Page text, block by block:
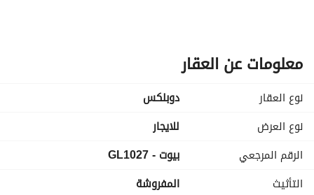
** تشطيــــب التـــــــرالوكس
** المطلــــوب :30.000ج
** شهريــــن تاميــــن + شهريـــــن مقدم + شهــــر عمولة الشركة
معلومات عن العقار
نوع العقار
دوبلكس
نوع العرض
للايجار
الرقم المرجعي
بيوت - GL1027
التأثيث
المفروشة